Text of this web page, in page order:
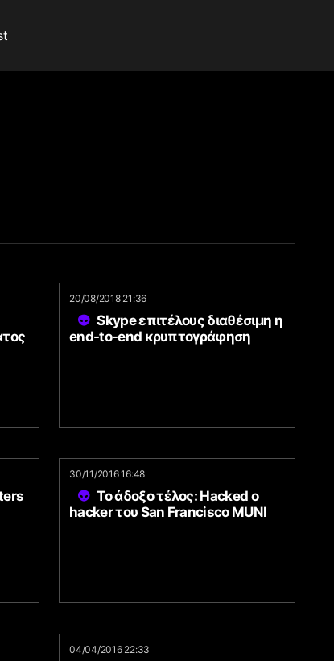
20/08/2018 21:36
Skype επιτέλους διαθέσιμη η
end-to-end κρυπτογράφηση
30/11/2016 16:48
To άδοξο τέλος: Hacked ο
hacker του San Francisco MUNI
04/04/2016 22:33